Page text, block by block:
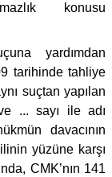
konusu
yardımdan
tarihinde tahliye
suçtan yapılan
... sayı ile adı
davacının
yüzüne karşı
CMK’nın 141